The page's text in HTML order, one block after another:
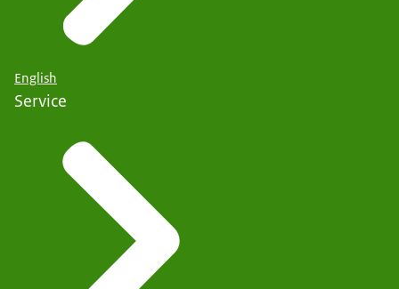
English
Service